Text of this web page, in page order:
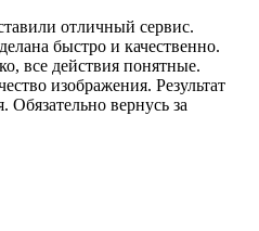
отличный сервис.
быстро и качественно.
все действия понятные.
изображения. Результат
вернусь за